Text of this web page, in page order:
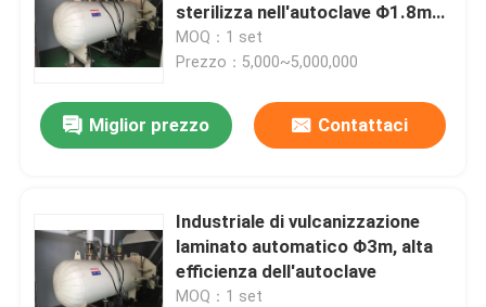
sterilizza nell'autoclave Φ1.8m
dell'attrezzatura su grande scala
del vapore
MOQ：1 set
Prezzo：5,000~5,000,000
Miglior prezzo Contattaci
Industriale di vulcanizzazione
laminato automatico Φ3m, alta
efficienza dell'autoclave
MOQ：1 set